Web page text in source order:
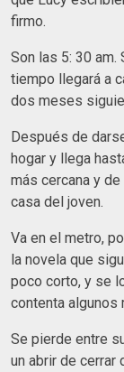
firmo.
Son las 5: 30 am.
tiempo llegará a
dos meses
Después de
hogar y llega
más cercana y
casa del joven.
Va en el metro,
la novela que
poco corto, y se
contenta algunos
Se pierde entre
un abrir de cerrar